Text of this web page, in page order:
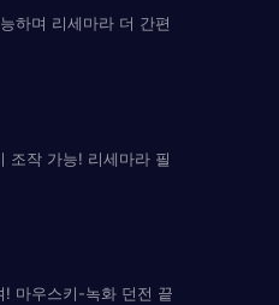
하며 리세마라 더 간편
조작 가능! 리세마라 필
! 마우스키-녹화 던전 끝